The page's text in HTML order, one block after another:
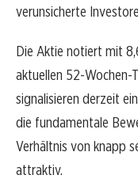
verunsicherte
Die Aktie notiert mit
aktuellen 52-Wochen-
signalisieren derzeit
die fundamentale
Verhältnis von knapp
attraktiv.